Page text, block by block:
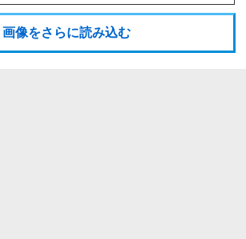
画像をさらに読み込む